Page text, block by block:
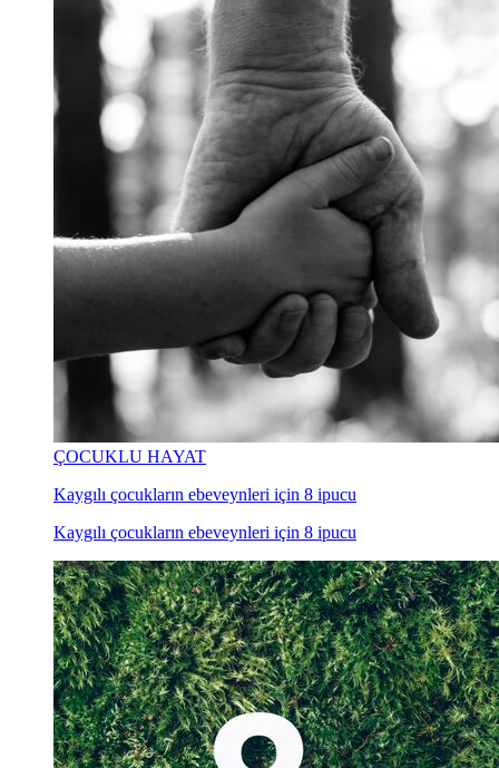
ÇOCUKLU HAYAT
Kaygılı çocukların ebeveynleri için 8 ipucu
Kaygılı çocukların ebeveynleri için 8 ipucu